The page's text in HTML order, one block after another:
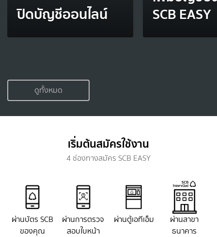
ปิดบัญชีออนไลน์ SCB EASY
ดูทั้งหมด
เริ่มต้นสมัครใช้งาน
4 ช่องทางสมัคร SCB EASY
ผ่านบัตร SCB
ของคุณ
ผ่านการตรวจ
สอบใบหน้า
ผ่านตู้เอทีเอ็ม
ผ่านสาขา
ธนาคาร